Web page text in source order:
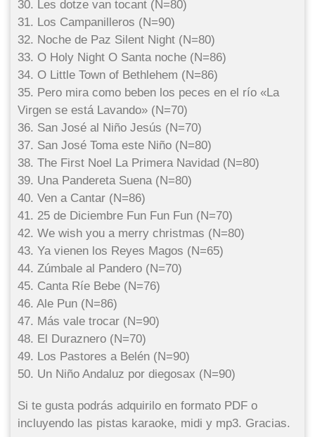
30. Les dotze van tocant (N=80)
31. Los Campanilleros (N=90)
32. Noche de Paz Silent Night (N=80)
33. O Holy Night O Santa noche (N=86)
34. O Little Town of Bethlehem (N=86)
35. Pero mira como beben los peces en el río «La
Virgen se está Lavando» (N=70)
36. San José al Niño Jesús (N=70)
37. San José Toma este Niño (N=80)
38. The First Noel La Primera Navidad (N=80)
39. Una Pandereta Suena (N=80)
40. Ven a Cantar (N=86)
41. 25 de Diciembre Fun Fun Fun (N=70)
42. We wish you a merry christmas (N=80)
43. Ya vienen los Reyes Magos (N=65)
44. Zúmbale al Pandero (N=70)
45. Canta Ríe Bebe (N=76)
46. Ale Pun (N=86)
47. Más vale trocar (N=90)
48. El Duraznero (N=70)
49. Los Pastores a Belén (N=90)
50. Un Niño Andaluz por diegosax (N=90)
Si te gusta podrás adquirilo en formato PDF o
incluyendo las pistas karaoke, midi y mp3. Gracias.